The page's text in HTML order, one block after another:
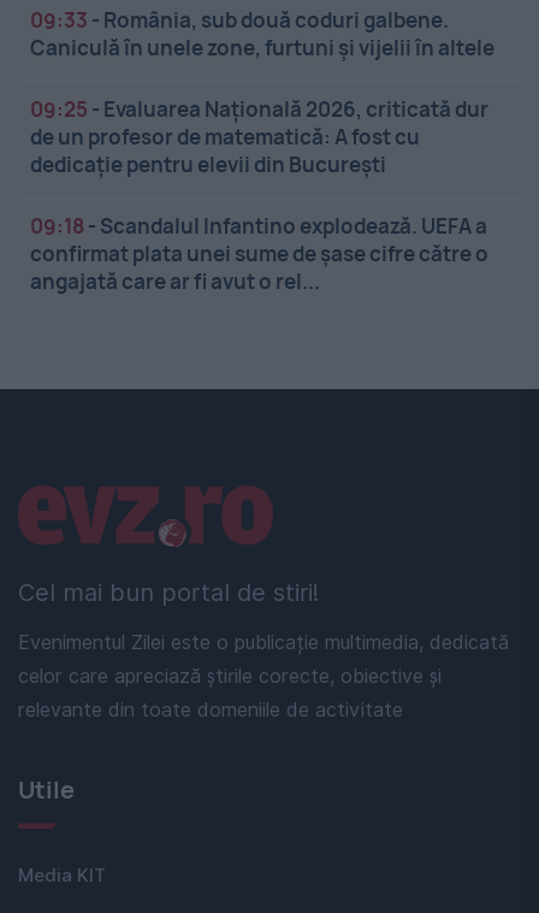
09:33 - România, sub două coduri galbene.
Caniculă în unele zone, furtuni și vijelii în altele
09:25 - Evaluarea Națională 2026, criticată dur
de un profesor de matematică: A fost cu
dedicație pentru elevii din București
09:18 - Scandalul Infantino explodează. UEFA a
confirmat plata unei sume de șase cifre către o
angajată care ar fi avut o rel...
Cel mai bun portal de stiri!
Evenimentul Zilei este o publicație multimedia, dedicată
celor care apreciază știrile corecte, obiective și
relevante din toate domeniile de activitate
Linkuri utile
Utile
Media KIT